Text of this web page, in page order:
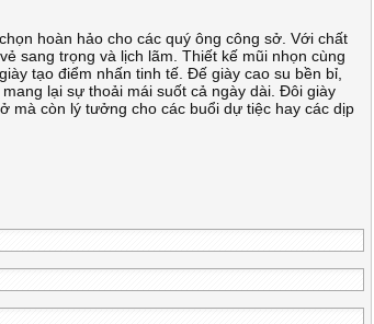
hoàn hảo cho các quý ông công sở. Với chất
sang trọng và lịch lãm. Thiết kế mũi nhọn cùng
tạo điểm nhấn tinh tế. Đế giày cao su bền bỉ,
lại sự thoải mái suốt cả ngày dài. Đôi giày
mà còn lý tưởng cho các buổi dự tiệc hay các dịp